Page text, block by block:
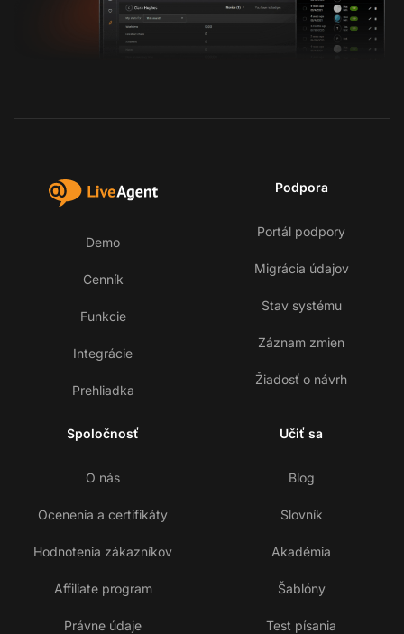
Demo
Cenník
Funkcie
Integrácie
Prehliadka
Podpora
Portál podpory
Migrácia údajov
Stav systému
Záznam zmien
Žiadosť o návrh
Spoločnosť
O nás
Ocenenia a certifikáty
Hodnotenia zákazníkov
Affiliate program
Právne údaje
Učiť sa
Blog
Slovník
Akadémia
Šablóny
Test písania